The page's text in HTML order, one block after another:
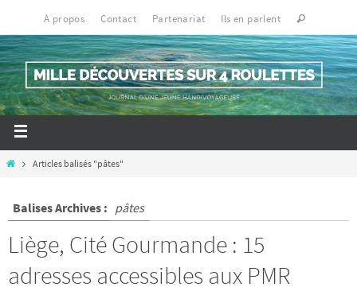
À propos Contact Partenariat Ils en parlent
Articles balisés "pâtes"
Balises Archives : pâtes
Liège, Cité Gourmande : 15
adresses accessibles aux PMR